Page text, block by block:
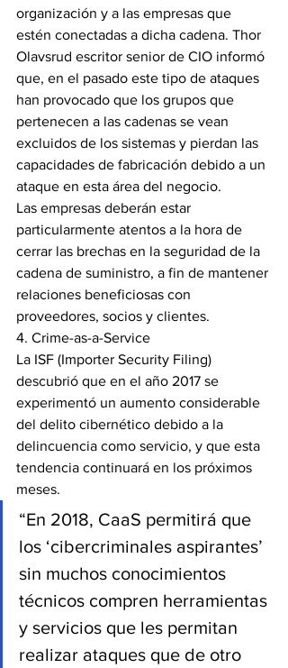
organización y a las empresas que
estén conectadas a dicha cadena. Thor
Olavsrud escritor senior de CIO informó
que, en el pasado este tipo de ataques
han provocado que los grupos que
pertenecen a las cadenas se vean
excluidos de los sistemas y pierdan las
capacidades de fabricación debido a un
ataque en esta área del negocio.
Las empresas deberán estar
particularmente atentos a la hora de
cerrar las brechas en la seguridad de la
cadena de suministro, a fin de mantener
relaciones beneficiosas con
proveedores, socios y clientes.
4. Crime-as-a-Service
La ISF (Importer Security Filing)
descubrió que en el año 2017 se
experimentó un aumento considerable
del delito cibernético debido a la
delincuencia como servicio, y que esta
tendencia continuará en los próximos
meses.
“En 2018, CaaS permitirá que
los ‘cibercriminales aspirantes’
sin muchos conocimientos
técnicos compren herramientas
y servicios que les permitan
realizar ataques que de otro